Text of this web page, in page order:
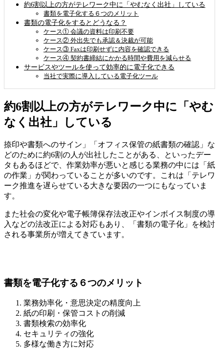
約6割以上の方がテレワーク中に「やむなく出社」している
書類を電子化する６つのメリット
書類の電子化をするとどうなる？
ケース① 会議の資料は印刷不要
ケース② 外出先でも承認＆決裁が可能
ケース③ Faxは印刷せずに内容を確認できる
ケース④ 契約書締結にかかる時間や費用を減らせる
サービスやツールを使って効率的に電子化できる
当社で実際に導入している電子化ツール
約6割以上の方がテレワーク中に「やむ
なく出社」している
捺印や書類へのサイン」「オフィス保管の紙書類の確認」な
どのために約6割の人が出社したことがある、といったデー
タもあるほどで、作業効率が悪いと感じる業務の中には「紙
の作業」が関わっていることが多いのです。これは 「テレワ
ーク推進を遅らせている大きな要因の一つにもなっていま
す。
また社会の変化や電子帳簿保存法改正やインボイス制度の導
入などの法改正による対応もあり、
「書類の電子化」を検討
される事業所が増えてきています。
書類を電子化する６つのメリット
業務効率化・意思決定の精度向上
紙の印刷・保管コストの削減
書類検索の効率化
セキュリティの強化
多様な働き方に対応